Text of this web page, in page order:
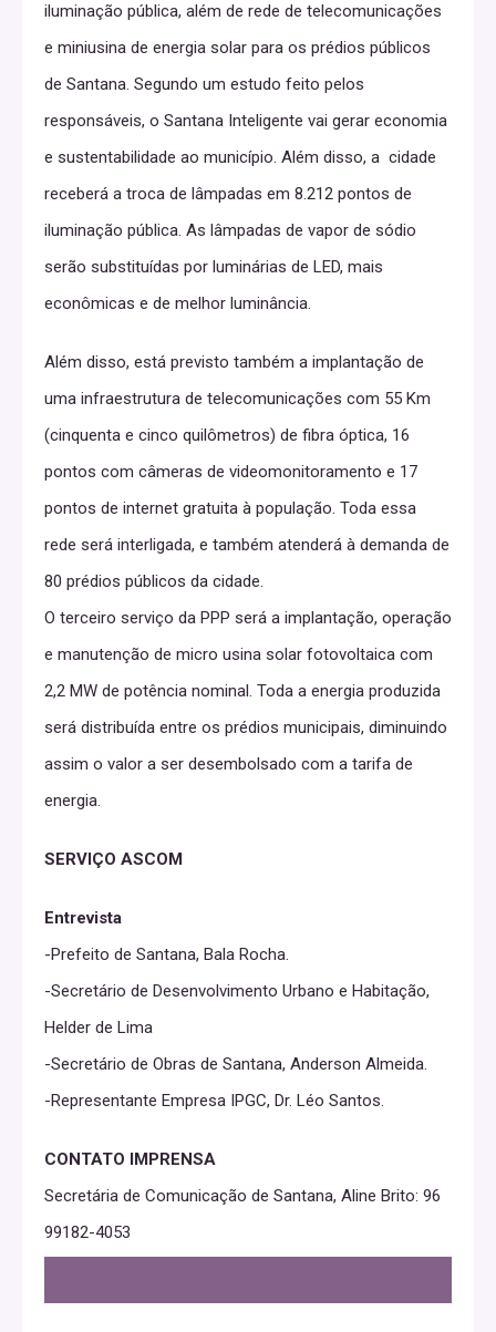
iluminação pública, além de rede de telecomunicações
e miniusina de energia solar para os prédios públicos
de Santana. Segundo um estudo feito pelos
responsáveis, o Santana Inteligente vai gerar economia
e sustentabilidade ao município. Além disso, a cidade
receberá a troca de lâmpadas em 8.212 pontos de
iluminação pública. As lâmpadas de vapor de sódio
serão substituídas por luminárias de LED, mais
econômicas e de melhor luminância.
Além disso, está previsto também a implantação de
uma infraestrutura de telecomunicações com 55 Km
(cinquenta e cinco quilômetros) de fibra óptica, 16
pontos com câmeras de videomonitoramento e 17
pontos de internet gratuita à população. Toda essa
rede será interligada, e também atenderá à demanda de
80 prédios públicos da cidade.
O terceiro serviço da PPP será a implantação, operação
e manutenção de micro usina solar fotovoltaica com
2,2 MW de potência nominal. Toda a energia produzida
será distribuída entre os prédios municipais, diminuindo
assim o valor a ser desembolsado com a tarifa de
energia.
SERVIÇO ASCOM
Entrevista
-Prefeito de Santana, Bala Rocha.
-Secretário de Desenvolvimento Urbano e Habitação,
Helder de Lima
-Secretário de Obras de Santana, Anderson Almeida.
-Representante Empresa IPGC, Dr. Léo Santos.
CONTATO IMPRENSA
Secretária de Comunicação de Santana, Aline Brito: 96
99182-4053